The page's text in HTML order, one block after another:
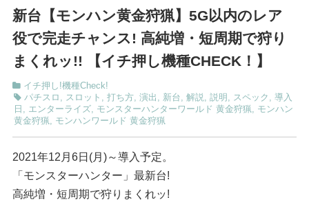
新台【モンハン黄金狩猟】5G以内のレア
役で完走チャンス! 高純増・短周期で狩り
まくれッ!! 【イチ押し機種CHECK！】
イチ押し!機種Check!
パチスロ , スロット , 打ち方, 演出 , 新台, 解説, 説明 , スペック , 導入
日 , エンターライズ, モンスターハンターワールド 黄金狩猟, モンハン
黄金狩猟, モンハンワールド 黄金狩猟
2021年12月6日(月)～導入予定。
「モンスターハンター」最新台!
高純増・短周期で狩りまくれッ!